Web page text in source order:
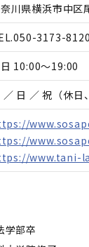
川県横浜市中
050-3173-8120
10:00～19:00
／ 日 ／ 祝（休日
www.tani-
部卒